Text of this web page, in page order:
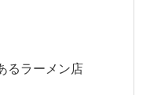
るラーメン店